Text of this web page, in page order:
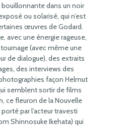
dans un noir
ou solarisé, qui n’est
œuvres de Godard.
avec une énergie rageuse,
(avec même une
de dialogue), des extraits
des interviews des
façon Helmut
semblent sortir de films
ce fleuron de la Nouvelle
par l’acteur travesti
Shinnosuke Ikehata) qui